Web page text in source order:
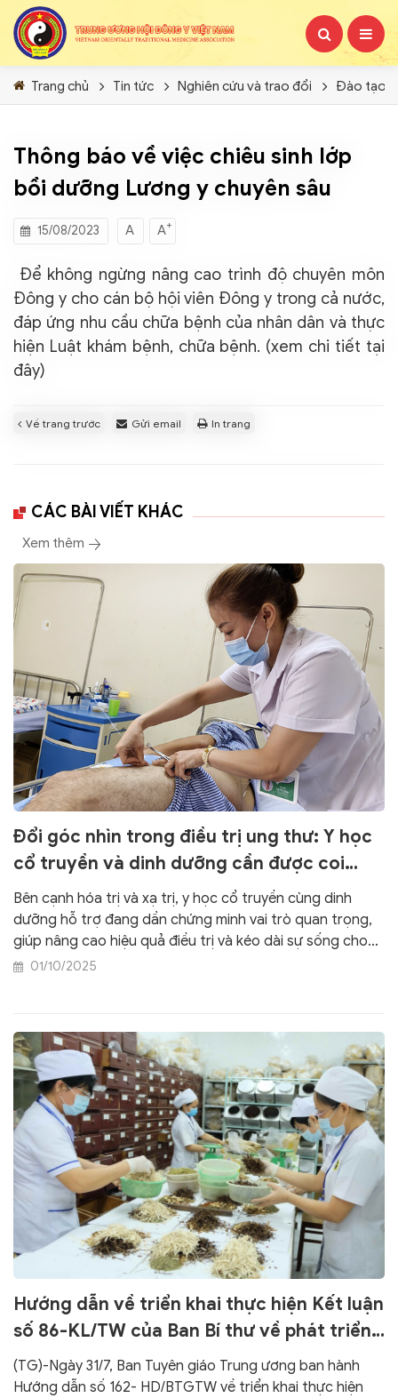
Trang chủ Tin tức Nghiên cứu và trao đổi Đào tạo
Thông báo về việc chiêu sinh lớp
bồi dưỡng Lương y chuyên sâu
15/08/2023 A A+
Để không ngừng nâng cao trình độ chuyên môn
Đông y cho cán bộ hội viên Đông y trong cả nước,
đáp ứng nhu cầu chữa bệnh của nhân dân và thực
hiện Luật khám bệnh, chữa bệnh. (xem chi tiết tại
đây)
Về trang trước Gửi email In trang
CÁC BÀI VIẾT KHÁC
Xem thêm
Đổi góc nhìn trong điều trị ung thư: Y học
cổ truyền và dinh dưỡng cần được coi
trọng
Bên cạnh hóa trị và xạ trị, y học cổ truyền cùng dinh
dưỡng hỗ trợ đang dần chứng minh vai trò quan trọng,
giúp nâng cao hiệu quả điều trị và kéo dài sự sống cho
bệnh nhân ung thư. Các chuyên gia quốc tế thêm một
01/10/2025
Hướng dẫn về triển khai thực hiện Kết luận
số 86-KL/TW của Ban Bí thư về phát triển
nền Y học cổ truyền Việt Nam và Hội Đông
y Việt Nam trong giai đoạn mới
(TG)-Ngày 31/7, Ban Tuyên giáo Trung ương ban hành
Hướng dẫn số 162- HD/BTGTW về triển khai thực hiện